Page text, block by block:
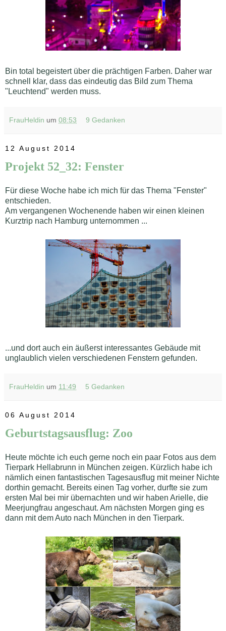
Bin total begeistert über die prächtigen Farben. Daher war
schnell klar, dass das eindeutig das Bild zum Thema
"Leuchtend" werden muss.
FrauHeldin um 08:53 9 Gedanken
12 August 2014
Projekt 52_32: Fenster
Für diese Woche habe ich mich für das Thema "Fenster"
entschieden.
Am vergangenen Wochenende haben wir einen kleinen
Kurztrip nach Hamburg unternommen ...
...und dort auch ein äußerst interessantes Gebäude mit
unglaublich vielen verschiedenen Fenstern gefunden.
FrauHeldin um 11:49 5 Gedanken
06 August 2014
Geburtstagsausflug: Zoo
Heute möchte ich euch gerne noch ein paar Fotos aus dem
Tierpark Hellabrunn in München zeigen. Kürzlich habe ich
nämlich einen fantastischen Tagesausflug mit meiner Nichte
dorthin gemacht. Bereits einen Tag vorher, durfte sie zum
ersten Mal bei mir übernachten und wir haben Arielle, die
Meerjungfrau angeschaut. Am nächsten Morgen ging es
dann mit dem Auto nach München in den Tierpark.